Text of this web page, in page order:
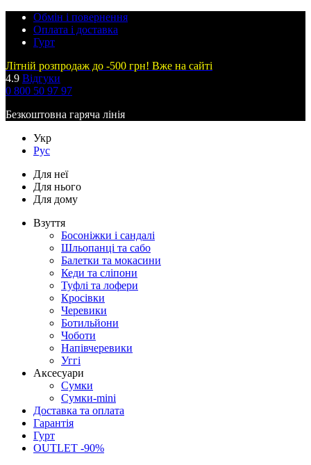
Обмін і повернення
Оплата і доставка
Гурт
Літній розпродаж до -500 грн! Вже на сайті
4.9 Відгуки
0 800 50 97 97
Безкоштовна гаряча лінія
Укр
Рус
Для неї
Для нього
Для дому
Взуття
Босоніжки і сандалі
Шльопанці та сабо
Балетки та мокасини
Кеди та сліпони
Туфлі та лофери
Кросівки
Черевики
Ботильйони
Чоботи
Напівчеревики
Уггі
Аксесуари
Сумки
Сумки-mini
Доставка та оплата
Гарантія
Гурт
OUTLET -90%